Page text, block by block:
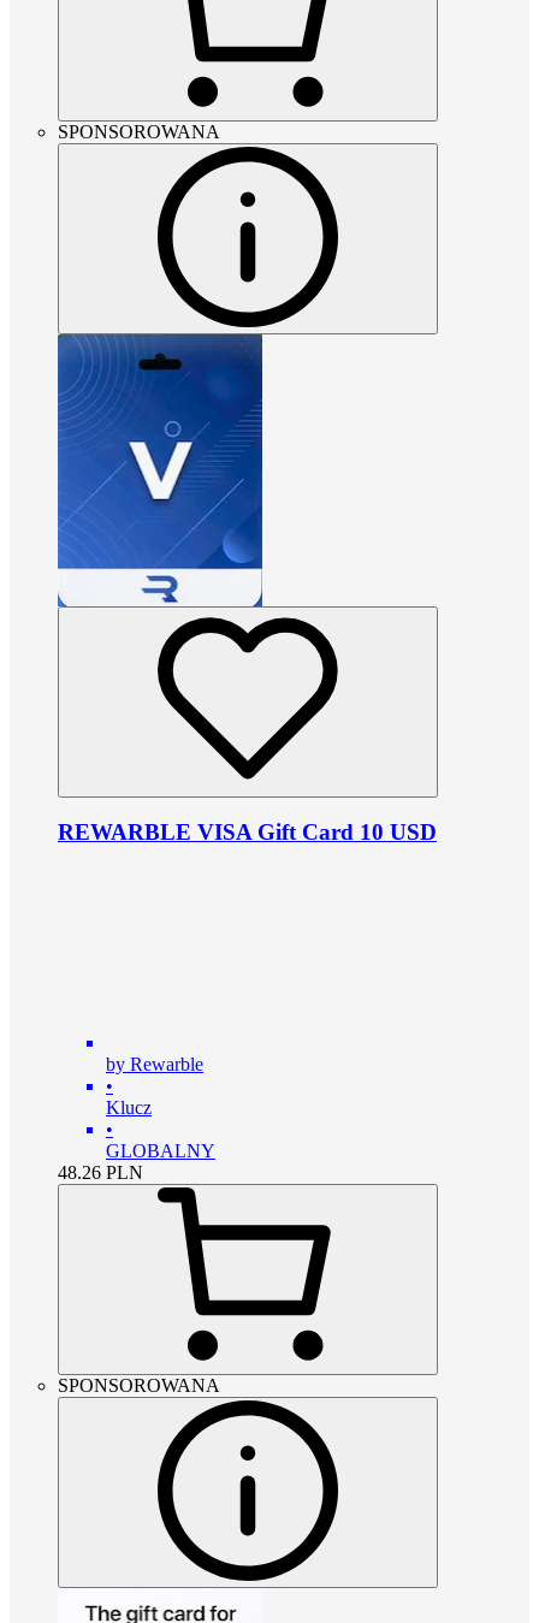
SPONSOROWANA
REWARBLE VISA Gift Card 10 USD
by Rewarble
•
Klucz
•
GLOBALNY
48.26 PLN
SPONSOROWANA